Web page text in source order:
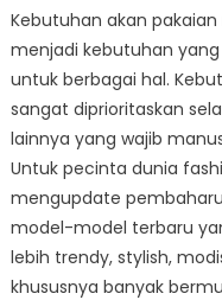
Kebutuhan akan
menjadi kebutuhan
untuk berbagai hal.
sangat diprioritaskan
lainnya yang wajib
Untuk pecinta dunia
mengupdate
model-model terbaru
lebih trendy, stylish,
khususnya banyak